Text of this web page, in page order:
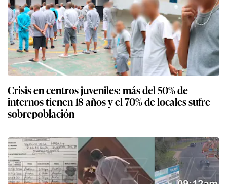
Crisis en centros juveniles: más del 50% de
internos tienen 18 años y el 70% de locales sufre
sobrepoblación